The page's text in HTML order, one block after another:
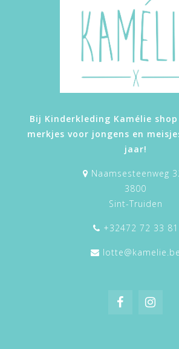
Bij Kinderkleding Kamélie
merkjes voor jongens en
jaar!
Naamsesteenweg
3800
Sint-Truiden
+32472 72 33 81
lotte@kamelie.be